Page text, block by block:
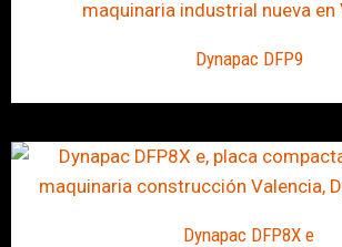
Dynapac DFP9
Dynapac DFP8X e